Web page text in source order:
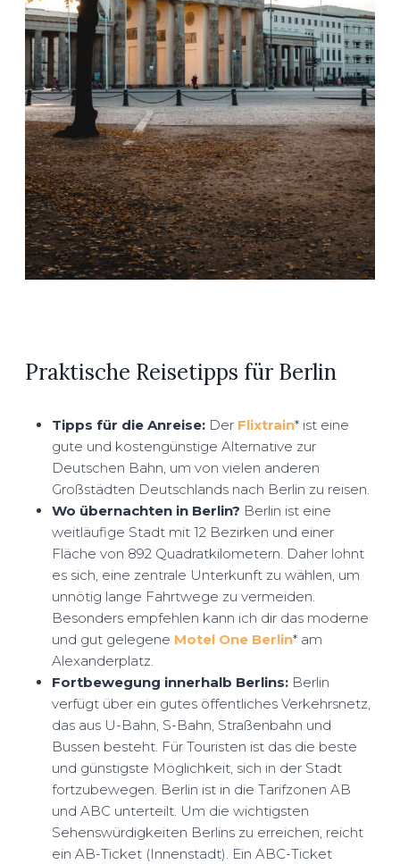
Praktische Reisetipps für Berlin
Tipps für die Anreise:Der Flixtrain* ist eine
gute und kostengünstige Alternative zur
Deutschen Bahn, um von vielen anderen
Großstädten Deutschlands nach Berlin zu reisen.
Wo übernachten in Berlin? Berlin ist eine
weitläufige Stadt mit 12 Bezirken und einer
Fläche von 892 Quadratkilometern. Daher lohnt
es sich, eine zentrale Unterkunft zu wählen, um
unnötig lange Fahrtwege zu vermeiden.
Besonders empfehlen kann ich dir das moderne
und gut gelegene Motel One Berlin* am
Alexanderplatz.
Fortbewegung innerhalb Berlins:Berlin
verfügt über ein gutes öffentliches Verkehrsnetz,
das aus U-Bahn, S-Bahn, Straßenbahn und
Bussen besteht. Für Touristen ist das die beste
und günstigste Möglichkeit, sich in der Stadt
fortzubewegen. Berlin ist in die Tarifzonen AB
und ABC unterteilt. Um die wichtigsten
Sehenswürdigkeiten Berlins zu erreichen, reicht
ein AB-Ticket (Innenstadt). Ein ABC-Ticket